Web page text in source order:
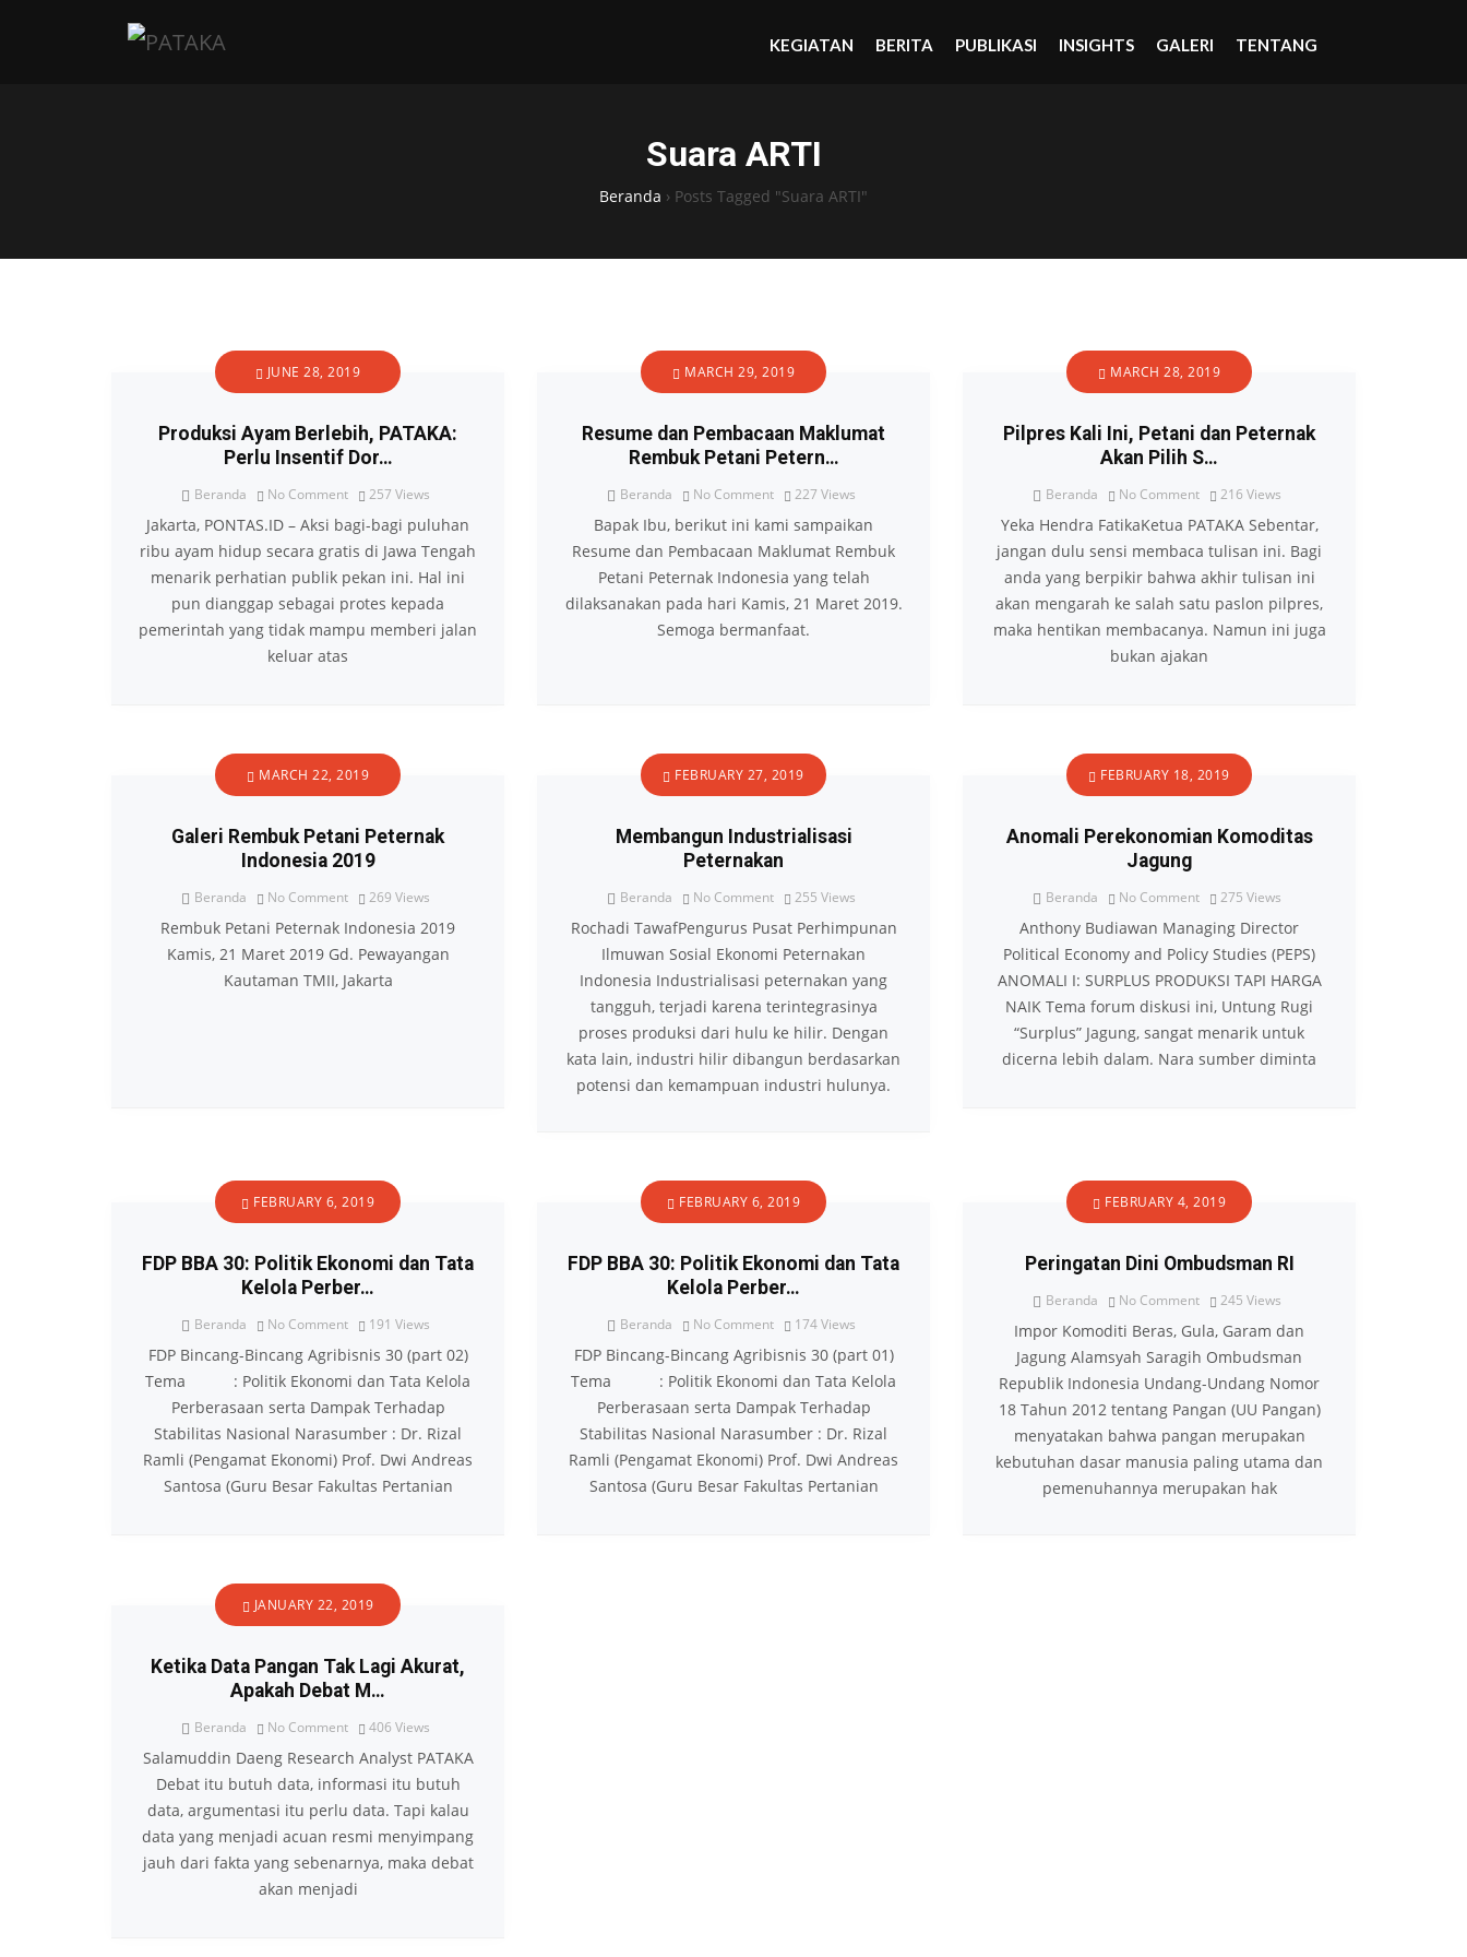
KEGIATAN BERITA PUBLIKASI INSIGHTS GALERI TENTANG
Suara ARTI
Beranda › Posts Tagged "Suara ARTI"
JUNE 28, 2019
Produksi Ayam Berlebih, PATAKA:
Perlu Insentif Dor…
Beranda No Comment 257 Views
Jakarta, PONTAS.ID – Aksi bagi-bagi puluhan
ribu ayam hidup secara gratis di Jawa Tengah
menarik perhatian publik pekan ini. Hal ini
pun dianggap sebagai protes kepada
pemerintah yang tidak mampu memberi jalan
keluar atas
MARCH 29, 2019
Resume dan Pembacaan Maklumat
Rembuk Petani Petern…
Beranda No Comment 227 Views
Bapak Ibu, berikut ini kami sampaikan
Resume dan Pembacaan Maklumat Rembuk
Petani Peternak Indonesia yang telah
dilaksanakan pada hari Kamis, 21 Maret 2019.
Semoga bermanfaat.
MARCH 28, 2019
Pilpres Kali Ini, Petani dan Peternak
Akan Pilih S…
Beranda No Comment 216 Views
Yeka Hendra FatikaKetua PATAKA Sebentar,
jangan dulu sensi membaca tulisan ini. Bagi
anda yang berpikir bahwa akhir tulisan ini
akan mengarah ke salah satu paslon pilpres,
maka hentikan membacanya. Namun ini juga
bukan ajakan
MARCH 22, 2019
Galeri Rembuk Petani Peternak
Indonesia 2019
Beranda No Comment 269 Views
Rembuk Petani Peternak Indonesia 2019
Kamis, 21 Maret 2019 Gd. Pewayangan
Kautaman TMII, Jakarta
FEBRUARY 27, 2019
Membangun Industrialisasi
Peternakan
Beranda No Comment 255 Views
Rochadi TawafPengurus Pusat Perhimpunan
Ilmuwan Sosial Ekonomi Peternakan
Indonesia Industrialisasi peternakan yang
tangguh, terjadi karena terintegrasinya
proses produksi dari hulu ke hilir. Dengan
kata lain, industri hilir dibangun berdasarkan
potensi dan kemampuan industri hulunya.
FEBRUARY 18, 2019
Anomali Perekonomian Komoditas
Jagung
Beranda No Comment 275 Views
Anthony Budiawan Managing Director
Political Economy and Policy Studies (PEPS)
ANOMALI I: SURPLUS PRODUKSI TAPI HARGA
NAIK Tema forum diskusi ini, Untung Rugi
“Surplus” Jagung, sangat menarik untuk
dicerna lebih dalam. Nara sumber diminta
FEBRUARY 6, 2019
FDP BBA 30: Politik Ekonomi dan Tata
Kelola Perber…
Beranda No Comment 191 Views
FDP Bincang-Bincang Agribisnis 30 (part 02)
Tema : Politik Ekonomi dan Tata Kelola
Perberasaan serta Dampak Terhadap
Stabilitas Nasional Narasumber : Dr. Rizal
Ramli (Pengamat Ekonomi) Prof. Dwi Andreas
Santosa (Guru Besar Fakultas Pertanian
FEBRUARY 6, 2019
FDP BBA 30: Politik Ekonomi dan Tata
Kelola Perber…
Beranda No Comment 174Views
FDP Bincang-Bincang Agribisnis 30 (part 01)
Tema : Politik Ekonomi dan Tata Kelola
Perberasaan serta Dampak Terhadap
Stabilitas Nasional Narasumber : Dr. Rizal
Ramli (Pengamat Ekonomi) Prof. Dwi Andreas
Santosa (Guru Besar Fakultas Pertanian
FEBRUARY 4, 2019
Peringatan Dini Ombudsman RI
Beranda No Comment 245 Views
Impor Komoditi Beras, Gula, Garam dan
Jagung Alamsyah Saragih Ombudsman
Republik Indonesia Undang-Undang Nomor
18 Tahun 2012 tentang Pangan (UU Pangan)
menyatakan bahwa pangan merupakan
kebutuhan dasar manusia paling utama dan
pemenuhannya merupakan hak
JANUARY 22, 2019
Ketika Data Pangan Tak Lagi Akurat,
Apakah Debat M…
Beranda No Comment 406 Views
Salamuddin Daeng Research Analyst PATAKA
Debat itu butuh data, informasi itu butuh
data, argumentasi itu perlu data. Tapi kalau
data yang menjadi acuan resmi menyimpang
jauh dari fakta yang sebenarnya, maka debat
akan menjadi